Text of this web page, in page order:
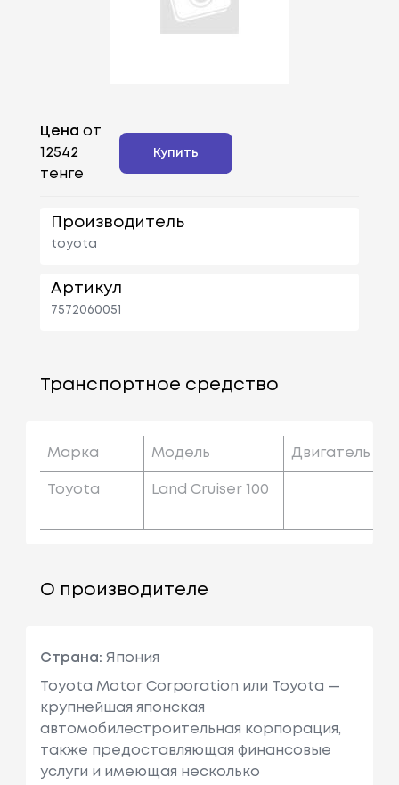
Цена от
12542
тенге
Купить
Производитель
toyota
Артикул
7572060051
Транспортное средство
Марка Модель Двигатель
Toyota Land Cruiser 100
О производителе
Страна: Япония
Toyota Motor Corporation или Toyota —
крупнейшая японская
автомобилестроительная корпорация,
также предоставляющая финансовые
услуги и имеющая несколько